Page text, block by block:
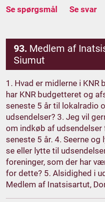
Se spørgsmål Se svar
93. Medlem af
Siumut
1. Hvad er midlerne i KNR
har KNR budgetteret og
seneste 5 år til lokalradio
udsendelser? 3. Jeg vil
om indkøb af
seneste 5 år. 4. Seerne
se eller lytte til
foreninger, som der har
for dette? 5. Alsidighed i
Medlem af Inatsisartut,